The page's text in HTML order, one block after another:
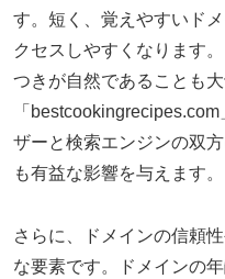
す。短く、覚えやすいド
クセスしやすくなります
つきが自然であることも大
「
ザーと検索エンジンの双
も有益な影響を与えます。
さらに、ドメインの信頼
な要素です。ドメインの